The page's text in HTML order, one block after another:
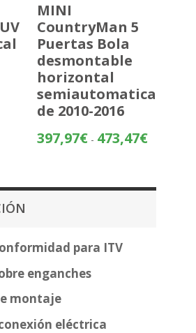
MINI
CountryMan 5
Puertas Bola
desmontable
horizontal
semiautomatica
de 2010-2016
397,97€ - 473,47€Rango
para ITV
enganches
montaje
eléctrica